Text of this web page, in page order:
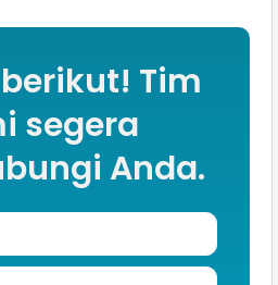
Tim
segera
Anda.